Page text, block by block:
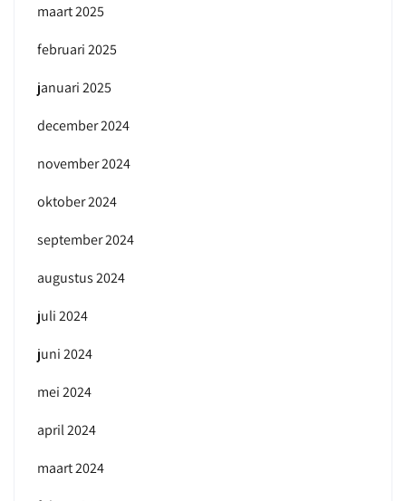
maart 2025
februari 2025
januari 2025
december 2024
november 2024
oktober 2024
september 2024
augustus 2024
juli 2024
juni 2024
mei 2024
april 2024
maart 2024